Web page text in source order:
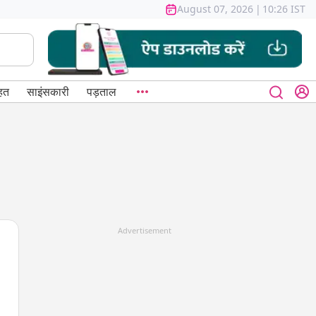
August 07, 2026 | 10:26 IST
साइंसकारी पड़ताल
Advertisement